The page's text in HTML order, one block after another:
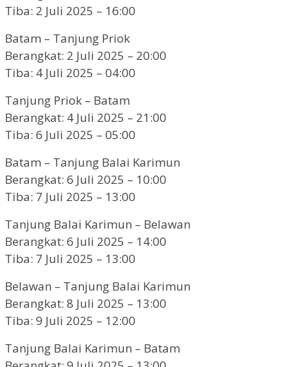
Tiba: 2 Juli 2025 – 16:00
Batam – Tanjung Priok
Berangkat: 2 Juli 2025 – 20:00
Tiba: 4 Juli 2025 – 04:00
Tanjung Priok – Batam
Berangkat: 4 Juli 2025 – 21:00
Tiba: 6 Juli 2025 – 05:00
Batam – Tanjung Balai Karimun
Berangkat: 6 Juli 2025 – 10:00
Tiba: 7 Juli 2025 – 13:00
Tanjung Balai Karimun – Belawan
Berangkat: 6 Juli 2025 – 14:00
Tiba: 7 Juli 2025 – 13:00
Belawan – Tanjung Balai Karimun
Berangkat: 8 Juli 2025 – 13:00
Tiba: 9 Juli 2025 – 12:00
Tanjung Balai Karimun – Batam